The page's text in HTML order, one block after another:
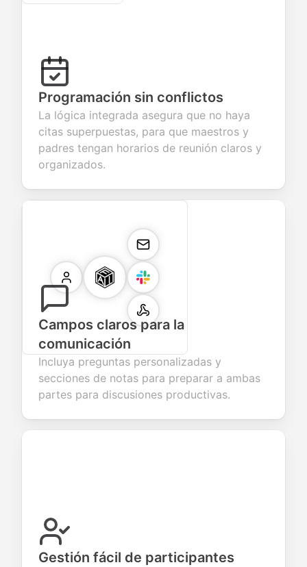
Programación sin conflictos
La lógica integrada asegura que no haya
citas superpuestas, para que maestros y
padres tengan horarios de reunión claros y
organizados.
Campos claros para la
comunicación
Incluya preguntas personalizadas y
secciones de notas para preparar a ambas
partes para discusiones productivas.
Gestión fácil de participantes